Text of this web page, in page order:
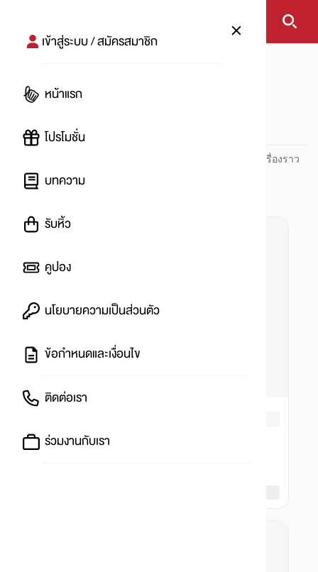
เข้าสู่ระบบ / สมัครสมาชิก
หน้าแรก
โปรโมชั่น
บทความ
รับหิ้ว
คูปอง
นโยบายความเป็นส่วนตัว
ข้อกำหนดและเงื่อนไข
ติดต่อเรา
ร่วมงานกับเรา
#
ปันโปร PUNPRO ที่ 1 ด้านโปรโมชัน อัปเดตและติดตามทุกเรื่องราว
โปรโมชัน